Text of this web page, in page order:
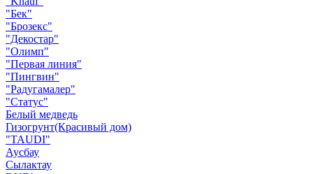
"Бек"
"Брозекс"
"Декостар"
"Олимп"
"Первая линия"
"Пингвин"
"Радугамалер"
"Статус"
Белый медведь
Гизогрунт(Красивый дом)
"TAUDI"
Аусбау
Сылактау